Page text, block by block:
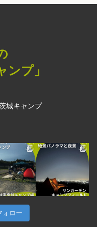
ンプ」
城キャンプ
ォロー